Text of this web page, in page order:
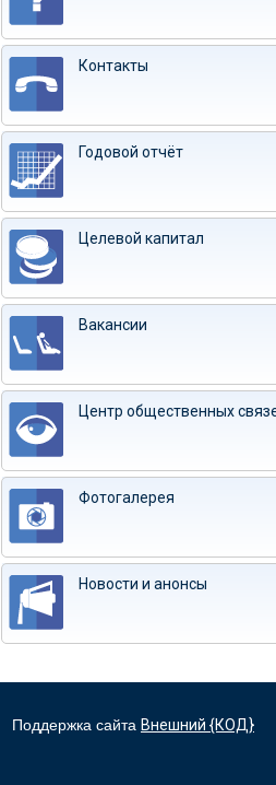
Контакты
Годовой отчёт
Целевой капитал
Вакансии
Центр общественных
Фотогалерея
Новости и анонсы
Поддержка сайта Внешний {КОД}